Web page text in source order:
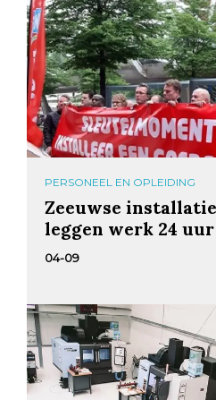
PERSONEEL EN OPLEIDING
Zeeuwse
leggen werk 24
04-09